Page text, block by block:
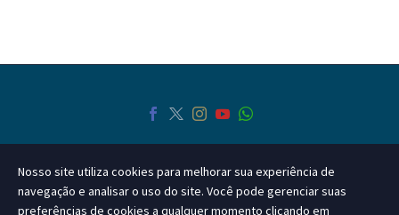
Nosso site utiliza cookies para melhorar sua experiência de
navegação e analisar o uso do site. Você pode gerenciar suas
preferências de cookies a qualquer momento clicando em